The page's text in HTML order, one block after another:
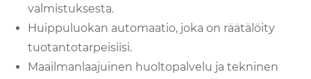
valmistuksesta.
Huippuluokan automaatio, joka on räätälöity
tuotantotarpeisiisi.
Maailmanlaajuinen huoltopalvelu ja tekninen